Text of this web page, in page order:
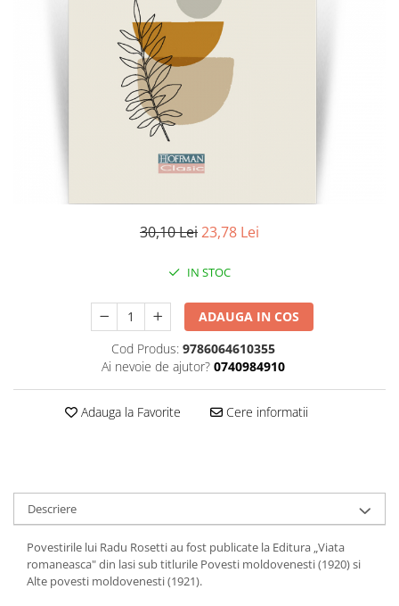
Sociologie si filozofie
30,10 Lei23,78 Lei
IN STOC
ADAUGA IN COS
Cod Produs: 9786064610355
Ai nevoie de ajutor? 0740984910
Adauga la Favorite Cere informatii
Descriere
Povestirile lui Radu Rosetti au fost publicate la Editura „Viata
romaneasca" din lasi sub titlurile Povesti moldovenesti (1920) si
Alte povesti moldovenesti (1921).